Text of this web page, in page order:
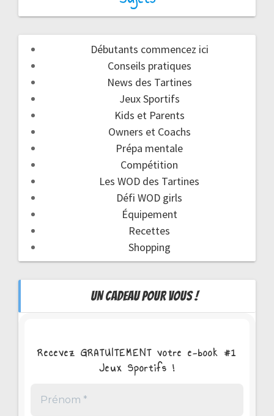
Débutants commencez ici
Conseils pratiques
News des Tartines
Jeux Sportifs
Kids et Parents
Owners et Coachs
Prépa mentale
Compétition
Les WOD des Tartines
Défi WOD girls
Équipement
Recettes
Shopping
UN CADEAU POUR VOUS !
Recevez GRATUITEMENT votre e-book #1
Jeux Sportifs !